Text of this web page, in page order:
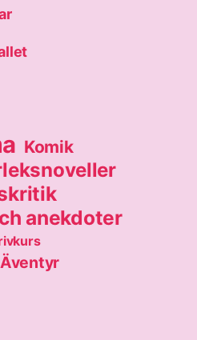
Komik
anekdoter
Äventyr